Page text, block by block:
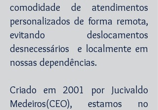
comodidade de atendimentos
personalizados de forma remota,
evitando deslocamentos
desnecessários e localmente em
nossas dependências.
Criado em 2001 por Jucivaldo
Medeiros(CEO), estamos no